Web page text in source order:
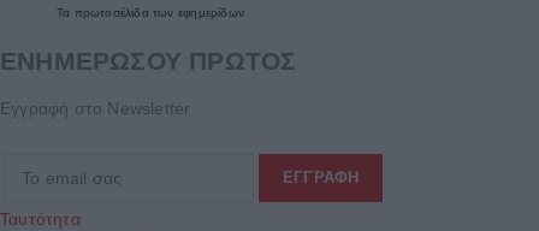
Τα πρωτοσέλιδατων εφημερίδων
ΕΝΗΜΕΡΩΣΟΥ ΠΡΩΤΟΣ
Εγγραφή στο Newsletter
Ταυτότητα